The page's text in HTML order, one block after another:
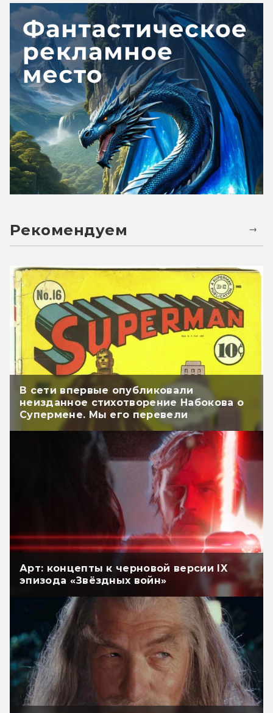
Рекомендуем
В сети впервые опубликовали
неизданное стихотворение Набокова о
Супермене. Мы его перевели
Арт: концепты к черновой версии IX
эпизода «Звёздных войн»